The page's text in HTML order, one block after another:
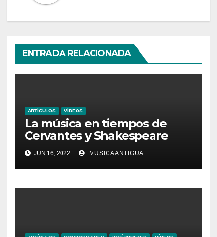
ENTRADA RELACIONADA
ARTÍCULOS VÍDEOS
La música en tiempos de
Cervantes y Shakespeare
JUN 16, 2022 MUSICAANTIGUA